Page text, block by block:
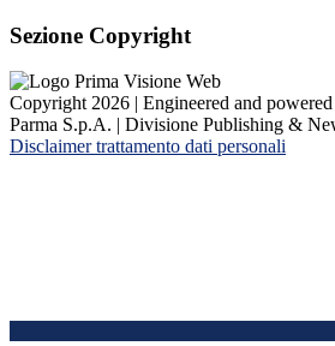
Sezione Copyright
Copyright 2026 | Engineered and
Parma S.p.A. | Divisione Publishing &
Disclaimer trattamento dati personali